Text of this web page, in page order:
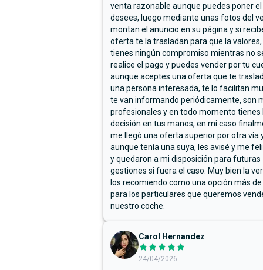
venta razonable aunque puedes poner
desees, luego mediante unas fotos del
montan el anuncio en su página y si
oferta te la trasladan para que la
tienes ningún compromiso mientras no
realice el pago y puedes vender por tu
aunque aceptes una oferta que te
una persona interesada, te lo facilitan
te van informando periódicamente, son
profesionales y en todo momento tienes
decisión en tus manos, en mi caso
me llegó una oferta superior por otra vía
aunque tenía una suya, les avisé y me
y quedaron a mi disposición para futuras
gestiones si fuera el caso. Muy bien la
los recomiendo como una opción más
para los particulares que queremos
nuestro coche.
Carol Hernandez
24/04/2026